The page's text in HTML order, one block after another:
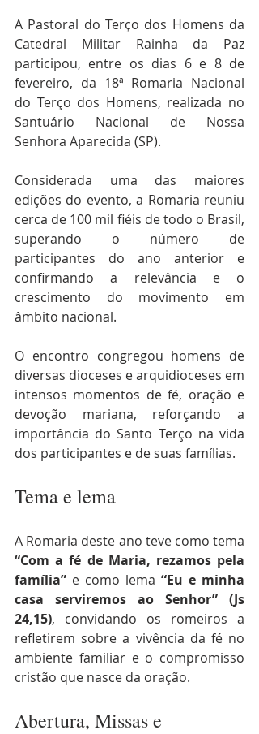
A Pastoral do Terço dos Homens da
Catedral Militar Rainha da Paz
participou, entre os dias 6 e 8 de
fevereiro, da 18ª Romaria Nacional
do Terço dos Homens, realizada no
Santuário Nacional de Nossa
Senhora Aparecida (SP).
Considerada uma das maiores
edições do evento, a Romaria reuniu
cerca de 100 mil fiéis de todo o Brasil,
superando o número de
participantes do ano anterior e
confirmando a relevância e o
crescimento do movimento em
âmbito nacional.
O encontro congregou homens de
diversas dioceses e arquidioceses em
intensos momentos de fé, oração e
devoção mariana, reforçando a
importância do Santo Terço na vida
dos participantes e de suas famílias.
Tema e lema
“Com a fé de Maria, rezamos pela
família” e como lema “Eu e minha
casa serviremos ao Senhor” (Js
24,15), convidando os romeiros a
refletirem sobre a vivência da fé no
ambiente familiar e o compromisso
cristão que nasce da oração.
Abertura, Missas e